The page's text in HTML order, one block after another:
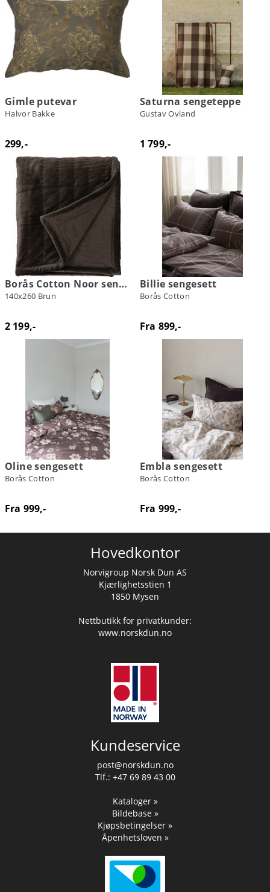
Gimle putevar
Halvor Bakke
299,-
Saturna sengeteppe
Gustav Ovland
1 799,-
Borås Cotton Noor sengeteppe
140x260 Brun
2 199,-
Billie sengesett
Borås Cotton
Fra 899,-
Oline sengesett
Borås Cotton
Fra 999,-
Embla sengesett
Borås Cotton
Fra 999,-
Hovedkontor
Norvigroup Norsk Dun AS
Kjærlighetsstien 1
1850 Mysen
Nettbutikk for privatkunder:
www.norskdun.no
Kundeservice
post@norskdun.no
Tlf.: +47 69 89 43 00
Kataloger »
Bildebase »
Kjøpsbetingelser »
Åpenhetsloven »